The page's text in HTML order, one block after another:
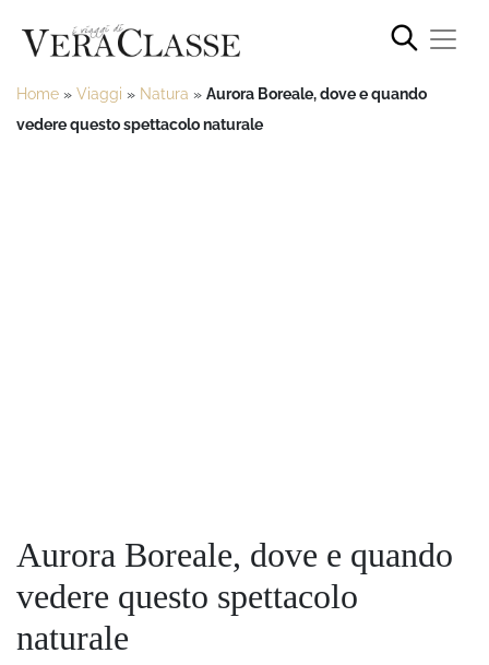
Home » Viaggi » Natura » Aurora Boreale, dove e quando
vedere questo spettacolo naturale
Aurora Boreale, dove e quando
vedere questo spettacolo
naturale